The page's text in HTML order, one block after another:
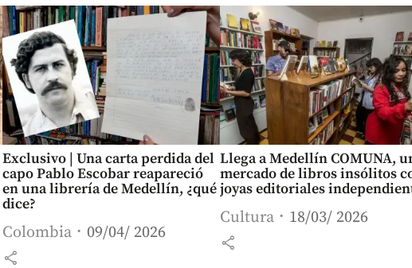
Exclusivo | Una carta perdida del
capo Pablo Escobar reapareció
en una librería de Medellín, ¿qué
dice?
Colombia 09/04/ 2026
share
Llega a Medellín COMUNA,
mercado de libros insólitos
joyas editoriales
Cultura 18/03/ 2026
share